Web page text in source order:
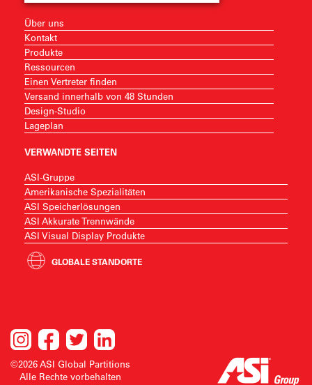
Über uns
Kontakt
Produkte
Ressourcen
Einen Vertreter finden
Versand innerhalb von 48 Stunden
Design-Studio
Lageplan
VERWANDTE SEITEN
ASI-Gruppe
Amerikanische Spezialitäten
ASI Speicherlösungen
ASI Akkurate Trennwände
ASI Visual Display Produkte
GLOBALE STANDORTE
©2026 ASI Global Partitions
Alle Rechte vorbehalten